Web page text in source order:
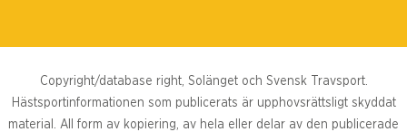
Copyright/database right, Solänget och Svensk Travsport.
Hästsportinformationen som publicerats är upphovsrättsligt skyddat
material. All form av kopiering, av hela eller delar av den publicerade